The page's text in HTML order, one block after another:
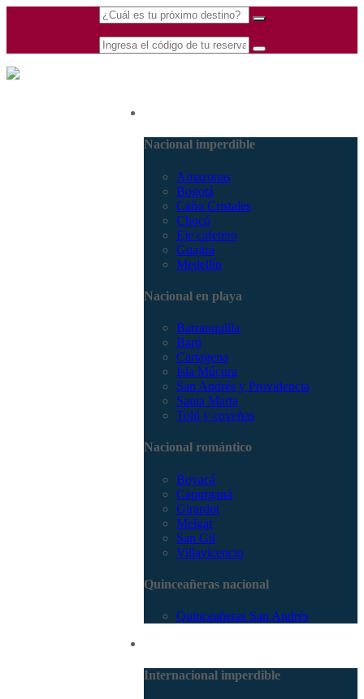
Nacional imperdible
Amazonas
Bogotá
Caño Cristales
Chocó
Eje cafetero
Guajira
Medellín
Nacional en playa
Barranquilla
Barú
Cartagena
Isla Múcura
San Andrés y Providencia
Santa Marta
Tolú y coveñas
Nacional romántico
Boyacá
Capurganá
Girardot
Melgar
San Gil
Villavicencio
Quinceañeras nacional
Quinceañeras San Andrés
Internacional imperdible